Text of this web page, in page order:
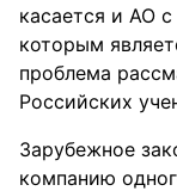
касается и АО
которым
проблема
Российских
Зарубежное
компанию